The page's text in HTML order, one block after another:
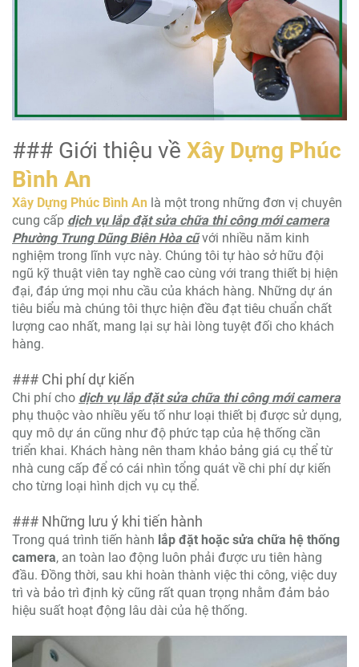
### Giới thiệu về Xây Dựng Phúc
Bình An
Xây Dựng Phúc Bình An là một trong những đơn vị chuyên
cung cấp dịch vụ lắp đặt sửa chữa thi công mới camera
Phường Trung Dũng Biên Hòa cũvới nhiều năm kinh
nghiệm trong lĩnh vực này. Chúng tôi tự hào sở hữu đội
ngũ kỹ thuật viên tay nghề cao cùng với trang thiết bị hiện
đại, đáp ứng mọi nhu cầu của khách hàng. Những dự án
tiêu biểu mà chúng tôi thực hiện đều đạt tiêu chuẩn chất
lượng cao nhất, mang lại sự hài lòng tuyệt đối cho khách
hàng.
### Chi phí dự kiến
Chi phí cho dịch vụ lắp đặt sửa chữa thi công mới camera
phụ thuộc vào nhiều yếu tố như loại thiết bị được sử dụng,
quy mô dự án cũng như độ phức tạp của hệ thống cần
triển khai. Khách hàng nên tham khảo bảng giá cụ thể từ
nhà cung cấp để có cái nhìn tổng quát về chi phí dự kiến
cho từng loại hình dịch vụ cụ thể.
### Những lưu ý khi tiến hành
Trong quá trình tiến hành lắp đặt hoặc sửa chữa hệ thống
camera, an toàn lao động luôn phải được ưu tiên hàng
đầu. Đồng thời, sau khi hoàn thành việc thi công, việc duy
trì và bảo trì định kỳ cũng rất quan trọng nhằm đảm bảo
hiệu suất hoạt động lâu dài của hệ thống.